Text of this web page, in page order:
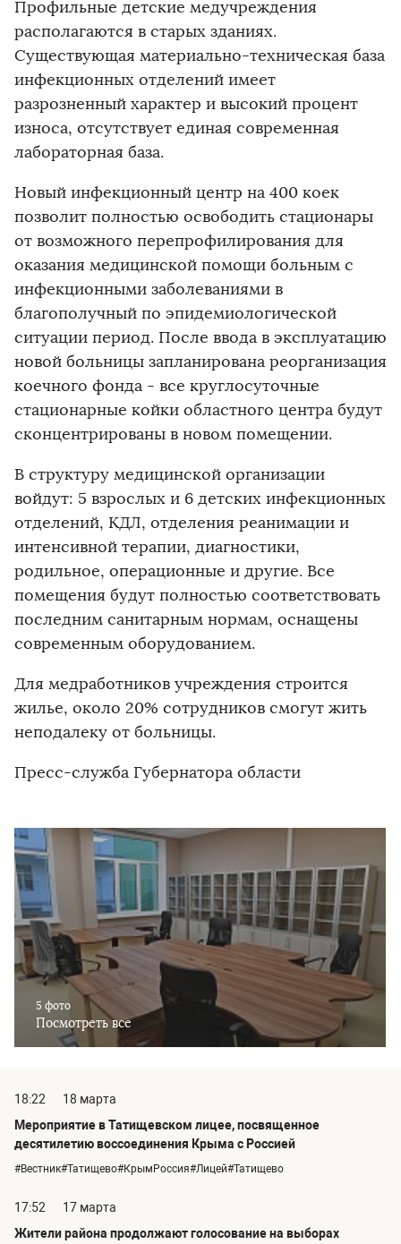
Профильные детские медучреждения
располагаются в старых зданиях.
Существующая материально-техническая база
инфекционных отделений имеет
разрозненный характер и высокий процент
износа, отсутствует единая современная
лабораторная база.
Новый инфекционный центр на 400 коек
позволит полностью освободить стационары
от возможного перепрофилирования для
оказания медицинской помощи больным с
инфекционными заболеваниями в
благополучный по эпидемиологической
ситуации период. После ввода в эксплуатацию
новой больницы запланирована реорганизация
коечного фонда - все круглосуточные
стационарные койки областного центра будут
сконцентрированы в новом помещении.
В структуру медицинской организации
войдут: 5 взрослых и 6 детских инфекционных
отделений, КДЛ, отделения реанимации и
интенсивной терапии, диагностики,
родильное, операционные и другие. Все
помещения будут полностью соответствовать
последним санитарным нормам, оснащены
современным оборудованием.
Для медработников учреждения строится
жилье, около 20% сотрудников смогут жить
неподалеку от больницы.
Пресс-служба Губернатора области
5 фото
Посмотреть все
18:22
18 марта
Мероприятие в Татищевском лицее, посвященное
десятилетию воссоединения Крыма с Россией
#Вестник#Татищево#КрымРоссия#Лицей#Татищево
17:52
17 марта
Жители района продолжают голосование на выборах